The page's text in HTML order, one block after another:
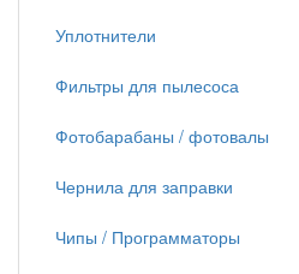
Уплотнители
Фильтры для пылесоса
Фотобарабаны / фотовалы
Чернила для заправки
Чипы / Программаторы